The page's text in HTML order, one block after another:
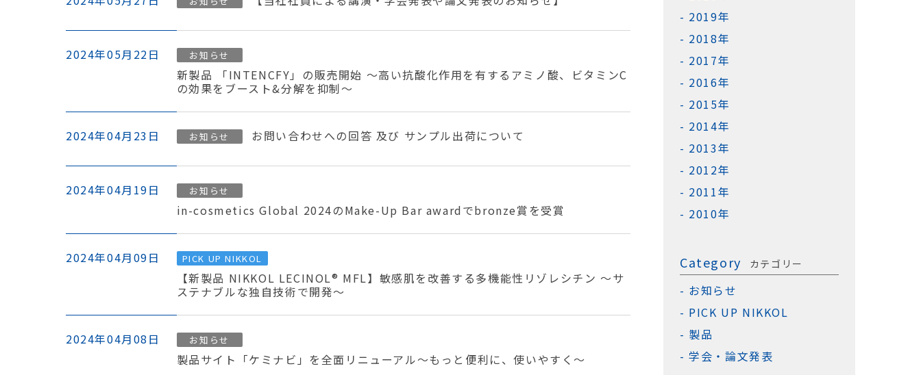
2024年05月22日 お知らせ
新製品 「INTENCFY」の販売開始 〜高い抗酸化作用を有するアミノ酸、ビタミンC
の効果をブースト&分解を抑制〜
2024年04月23日 お知らせ お問い合わせへの回答 及び サンプル出荷について
2024年04月19日 お知らせ
in-cosmetics Global 2024のMake-Up Bar awardでbronze賞を受賞
2024年04月09日 PICK UP NIKKOL
【新製品 NIKKOL LECINOL®️ MFL】敏感肌を改善する多機能性リゾレシチン 〜サ
ステナブルな独自技術で開発〜
2024年04月08日 お知らせ
製品サイト「ケミナビ」を全面リニューアル〜もっと便利に、使いやすく〜
2019年
2018年
2017年
2016年
2015年
2014年
2013年
2012年
2011年
2010年
Category カテゴリー
お知らせ
PICK UP NIKKOL
製品
学会・論文発表